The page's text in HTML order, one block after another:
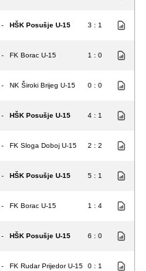
- HŠK Posušje U-15 3 : 1
- FK Borac U-15 1 : 0
- NK Široki Brijeg U-15 0 : 0
- HŠK Posušje U-15 4 : 1
- FK Sloga Doboj U-15 2 : 2
- HŠK Posušje U-15 5 : 1
- FK Borac U-15 1 : 4
- HŠK Posušje U-15 6 : 0
- FK Rudar Prijedor U-15 0 : 1